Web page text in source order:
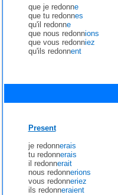
que je redonne
que tu redonnes
qu'il redonne
que nous redonnions
que vous redonniez
qu'ils redonnent
Present
je redonnerais
tu redonnerais
il redonnerait
nous redonnerions
vous redonneriez
ils redonneraient